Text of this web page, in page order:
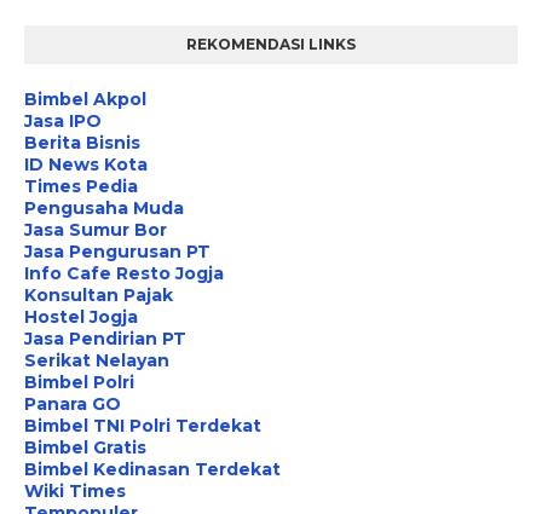
REKOMENDASI LINKS
Bimbel Akpol
Jasa IPO
Berita Bisnis
ID News Kota
Times Pedia
Pengusaha Muda
Jasa Sumur Bor
Jasa Pengurusan PT
Info Cafe Resto Jogja
Konsultan Pajak
Hostel Jogja
Jasa Pendirian PT
Serikat Nelayan
Bimbel Polri
Panara GO
Bimbel TNI Polri Terdekat
Bimbel Gratis
Bimbel Kedinasan Terdekat
Wiki Times